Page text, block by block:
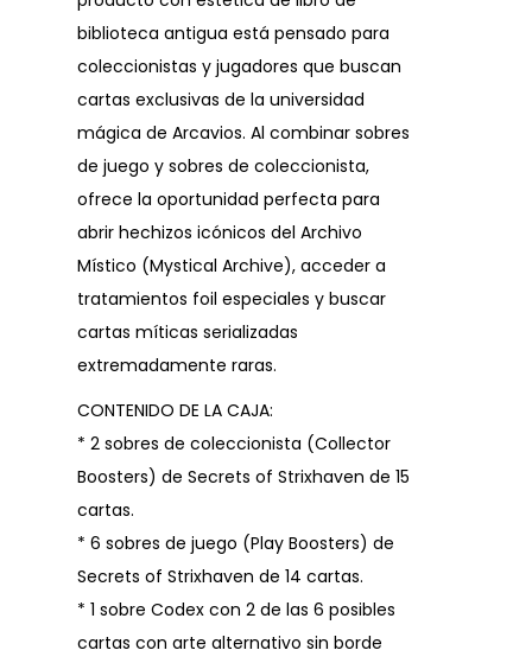
biblioteca antigua está pensado para
coleccionistas y jugadores que buscan
cartas exclusivas de la universidad
mágica de Arcavios. Al combinar sobres
de juego y sobres de coleccionista,
ofrece la oportunidad perfecta para
abrir hechizos icónicos del Archivo
Místico (Mystical Archive), acceder a
tratamientos foil especiales y buscar
cartas míticas serializadas
extremadamente raras.
CONTENIDO DE LA CAJA:
* 2 sobres de coleccionista (Collector
Boosters) de Secrets of Strixhaven de 15
cartas.
* 6 sobres de juego (Play Boosters) de
Secrets of Strixhaven de 14 cartas.
* 1 sobre Codex con 2 de las 6 posibles
cartas con arte alternativo sin borde